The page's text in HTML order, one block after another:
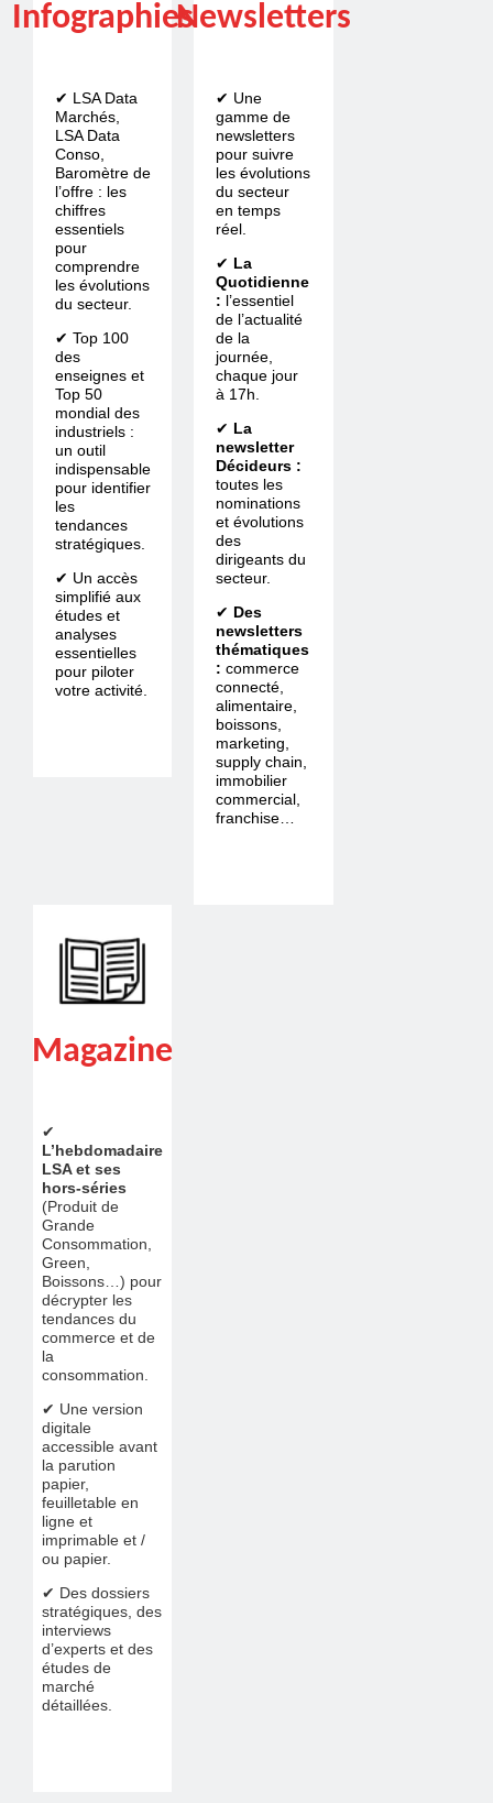
Infographies
✔ LSA Data
Marchés,
LSA Data
Conso,
Baromètre de
l’offre : les
chiffres
essentiels
pour
comprendre
les évolutions
du secteur.
✔ Top 100
des
enseignes et
Top 50
mondial des
industriels :
un outil
indispensable
pour identifier
les
tendances
stratégiques.
✔ Un accès
simplifié aux
études et
analyses
essentielles
pour piloter
votre activité.
Newsletters
✔ Une
gamme de
newsletters
pour suivre
les évolutions
du secteur
en temps
réel.
✔ La
Quotidienne
: l’essentiel
de l’actualité
de la
journée,
chaque jour
à 17h.
✔ La
newsletter
Décideurs :
toutes les
nominations
et évolutions
des
dirigeants du
secteur.
✔ Des
newsletters
thématiques
:commerce
connecté,
alimentaire,
boissons,
marketing,
supply chain,
immobilier
commercial,
franchise…
Magazine
✔
L’hebdomadaire
LSA et ses
hors-séries
(Produit de
Grande
Consommation,
Green,
Boissons…) pour
décrypter les
tendances du
commerce et de
la
consommation.
✔ Une version
digitale
accessible avant
la parution
papier,
feuilletable en
ligne et
imprimable et /
ou papier.
✔ Des dossiers
stratégiques, des
interviews
d’experts et des
études de
marché
détaillées.